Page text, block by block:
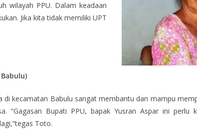
wilayah PPU. Dalam keadaan
Jika kita tidak memiliki UPT
di kecamatan Babulu sangat membantu dan mampu
“Gagasan Bupati PPU, bapak Yusran Aspar ini perlu
Toto.